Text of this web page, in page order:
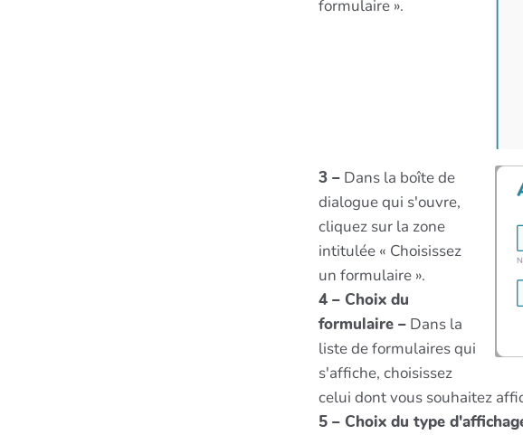
formulaire ».
3 – Dans la boîte de
dialogue qui s'ouvre,
cliquez sur la zone
intitulée « Choisissez
un formulaire ».
4 – Choix du
formulaire – Dans la
liste de formulaires qui
s'affiche, choisissez
celui dont vous souhaitez
5 – Choix du type